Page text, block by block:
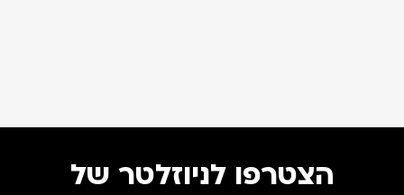
הצטרפו לניוזלטר של